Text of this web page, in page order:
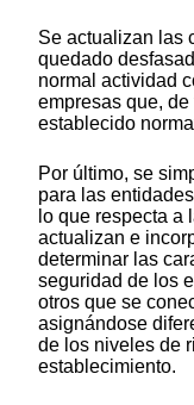
Se actualizan las
quedado
normal actividad
empresas que,
establecido
Por último, se
para las
lo que respecta a
actualizan e
determinar las
seguridad de los
otros que se
asignándose
de los niveles de
establecimiento.